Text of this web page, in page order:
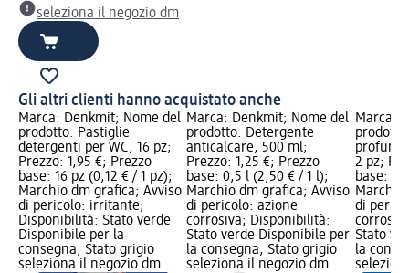
seleziona il negozio dm
Gli altri clienti hanno acquistato anche
Marca: Denkmit; Nome del
prodotto: Pastiglie
detergenti per WC, 16 pz;
Prezzo: 1,95 €; Prezzo
base: 16 pz (0,12 € / 1 pz);
Marchio dm grafica; Avviso
di pericolo: irritante;
Disponibilità: Stato verde
Disponibile per la
consegna, Stato grigio
seleziona il negozio dm
Marca: Denkmit; Nome del
prodotto: Detergente
anticalcare, 500 ml;
Prezzo: 1,25 €; Prezzo
base: 0,5 l (2,50 € / 1 l);
Marchio dm grafica; Avviso
di pericolo: azione
corrosiva; Disponibilità:
Stato verde Disponibile per
la consegna, Stato grigio
seleziona il negozio dm
Marca:
2 pz;
base: 2
Marchio
di
Stato
la